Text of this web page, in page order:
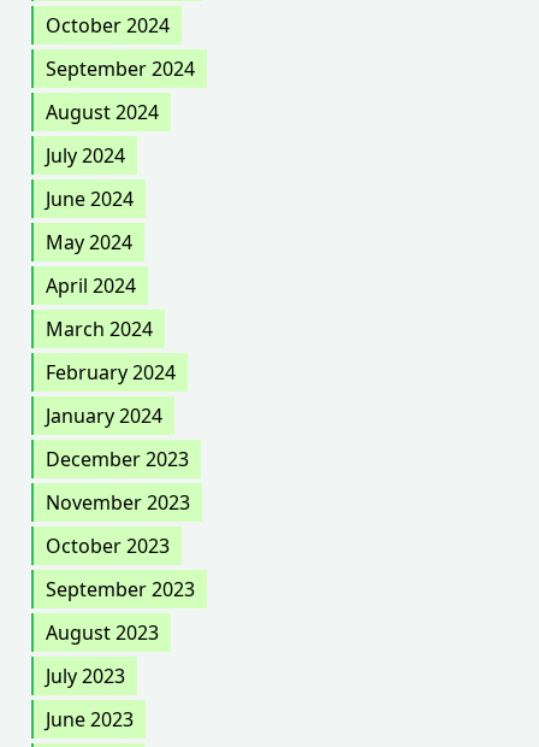
October 2024
September 2024
August 2024
July 2024
June 2024
May 2024
April 2024
March 2024
February 2024
January 2024
December 2023
November 2023
October 2023
September 2023
August 2023
July 2023
June 2023